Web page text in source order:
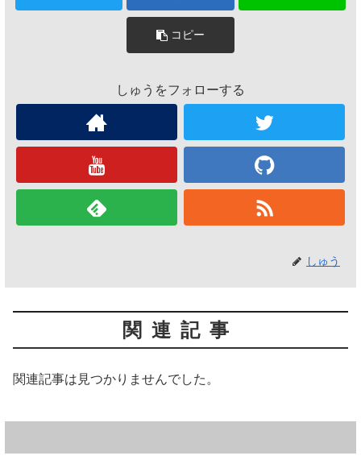
コピー
しゅうをフォローする
しゅう
関連記事
関連記事は見つかりませんでした。